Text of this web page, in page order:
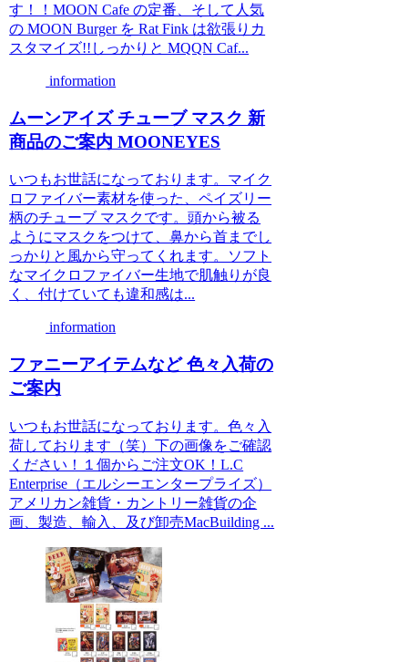
す！！MOON Cafe の定番、そして人気
の MOON Burger を Rat Fink は欲張りカ
スタマイズ!!しっかりと MQQN Caf...
information
ムーンアイズ チューブ マスク 新
商品のご案内 MOONEYES
いつもお世話になっております。マイク
ロファイバー素材を使った、ペイズリー
柄のチューブ マスクです。頭から被る
ようにマスクをつけて、鼻から首までし
っかりと風から守ってくれます。ソフト
なマイクロファイバー生地で肌触りが良
く、付けていても違和感は...
information
ファニーアイテムなど 色々入荷の
ご案内
いつもお世話になっております。色々入
荷しております（笑）下の画像をご確認
ください！１個からご注文OK！L.C
Enterprise（エルシーエンタープライズ）
アメリカン雑貨・カントリー雑貨の企
画、製造、輸入、及び卸売MacBuilding ...